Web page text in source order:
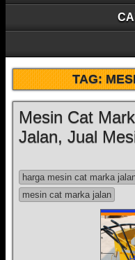
TAG:
Mesin Cat
Jalan, Jual
harga mesin cat marka
mesin cat marka jalan